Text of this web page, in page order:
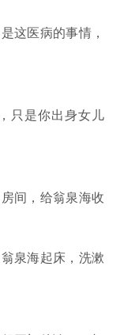
这医病的事情，
是你出身女儿
间，给翁泉海收
泉海起床，洗漱